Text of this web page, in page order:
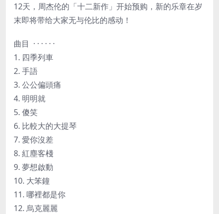
12天，周杰伦的「十二新作」开始预购，新的乐章在岁
末即将带给大家无与伦比的感动！
曲目 · · · · · ·
1. 四季列車
2. 手語
3. 公公偏頭痛
4. 明明就
5. 傻笑
6. 比較大的大提琴
7. 愛你沒差
8. 紅塵客棧
9. 夢想啟動
10. 大笨鐘
11. 哪裡都是你
12. 烏克麗麗